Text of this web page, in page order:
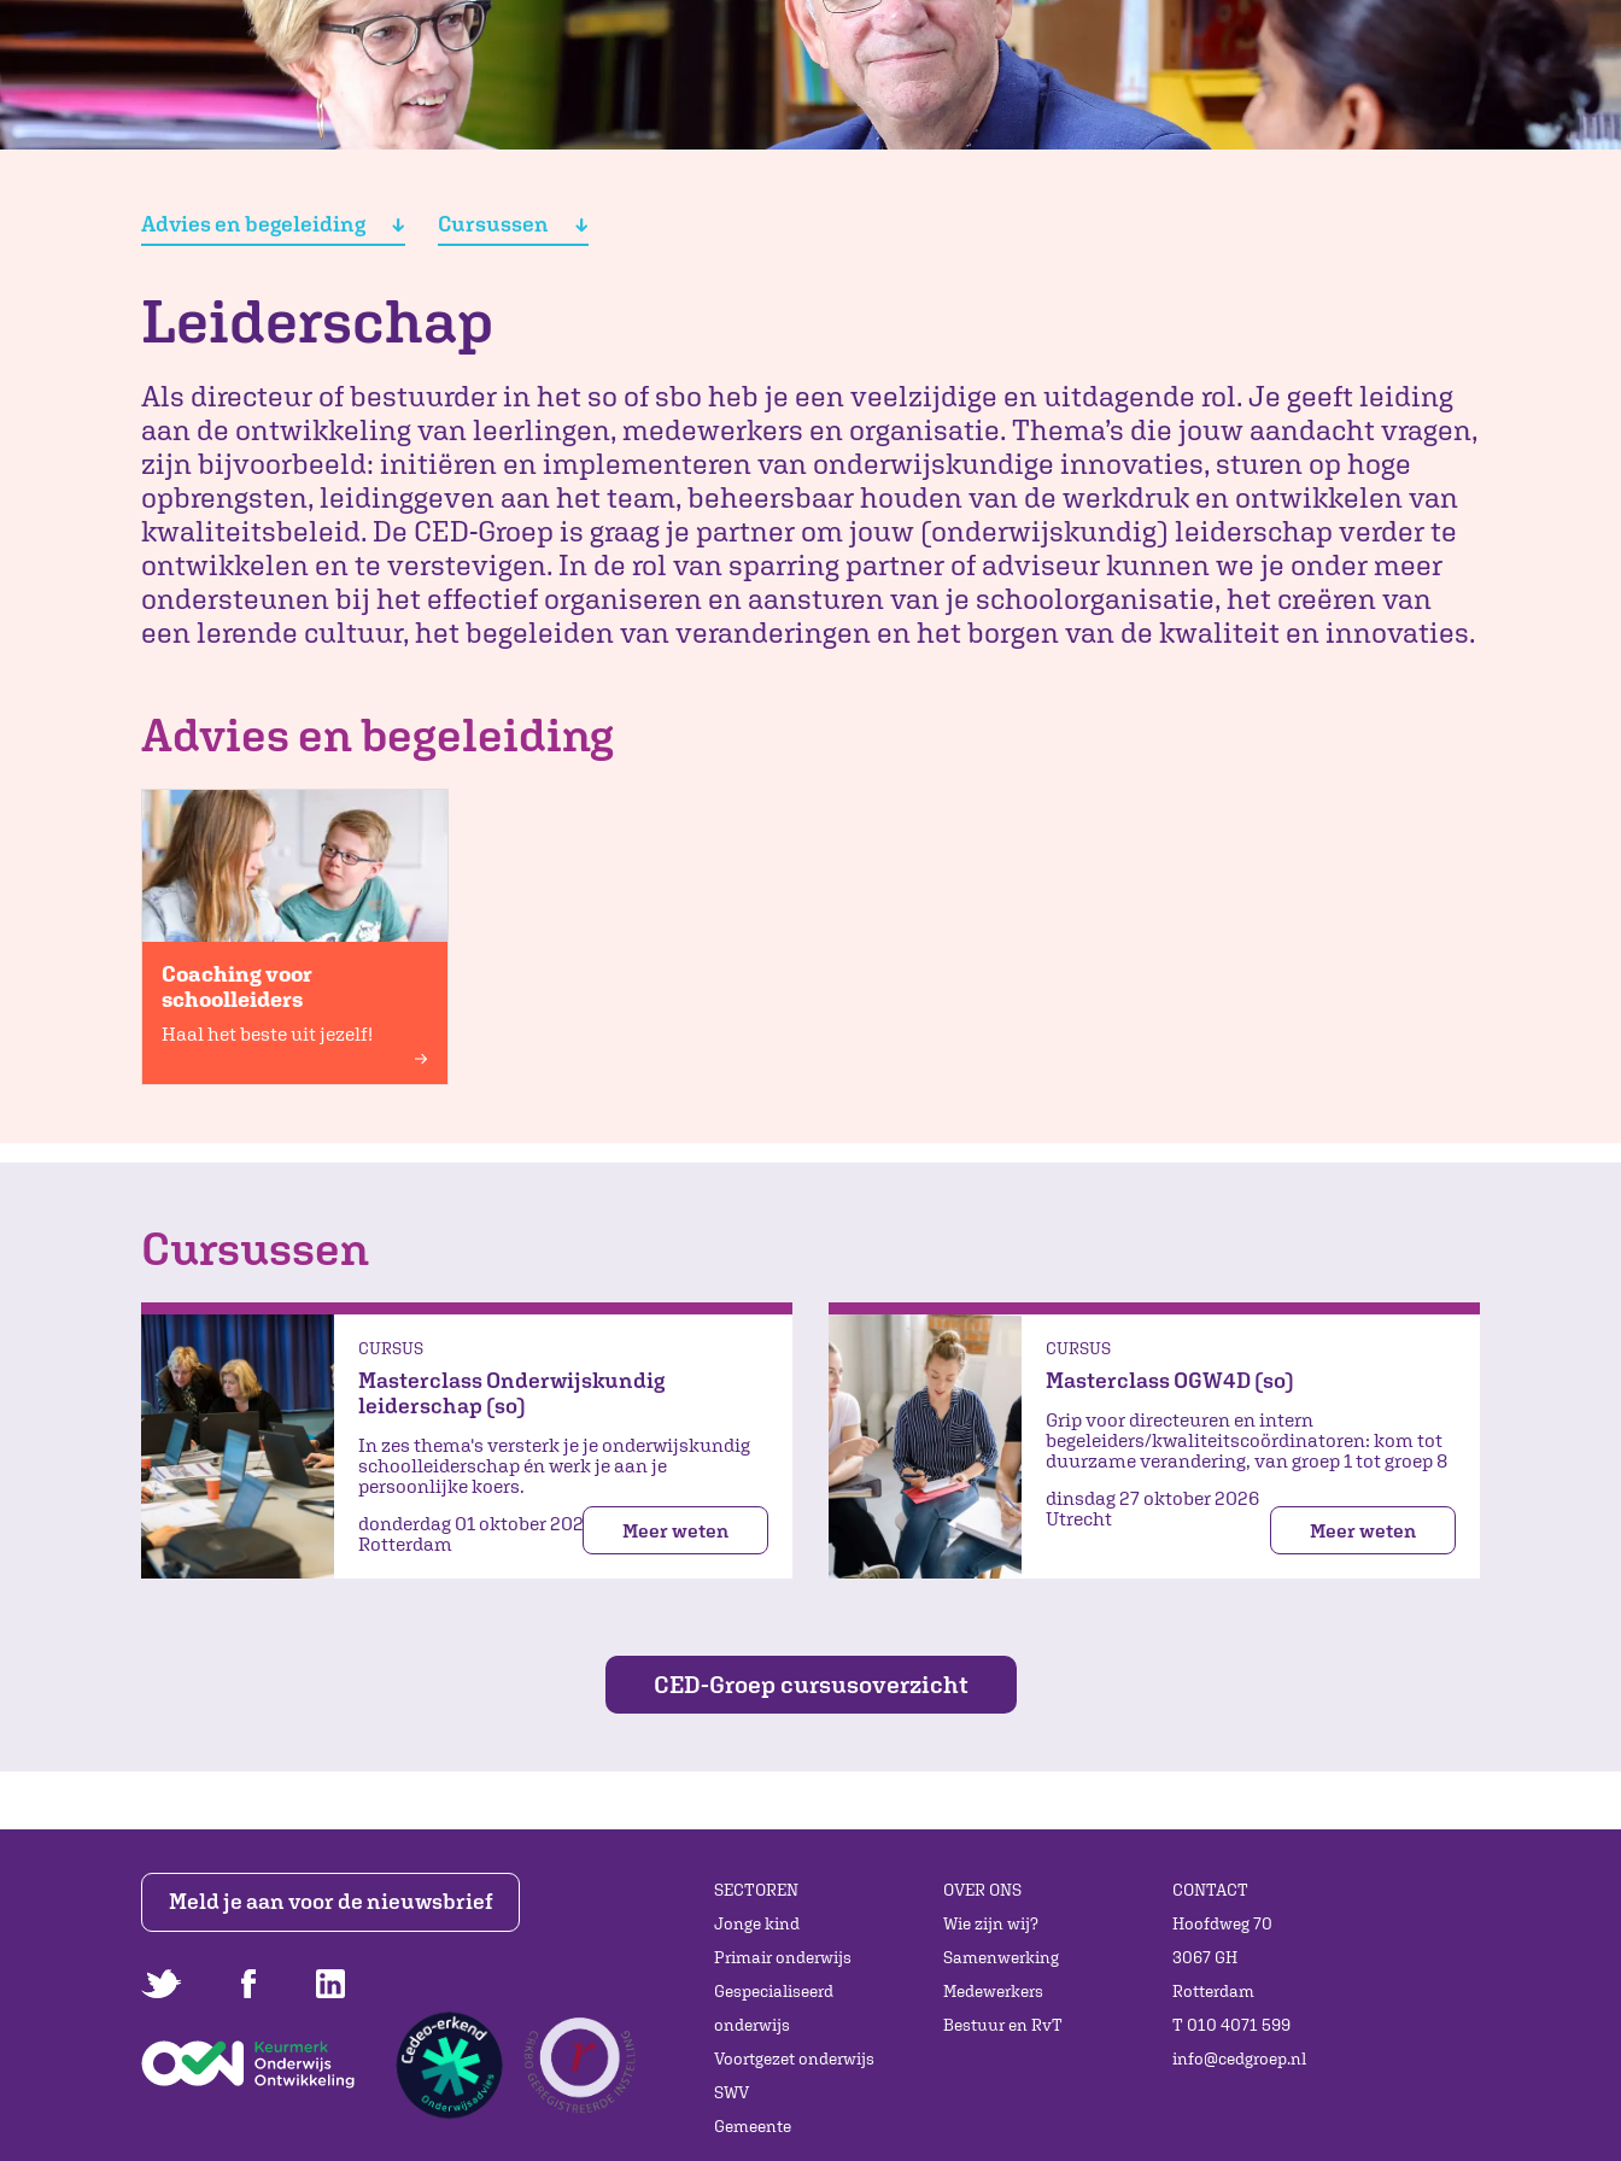
Advies en begeleiding Cursussen
Leiderschap
Als directeur of bestuurder in het so of sbo heb je een veelzijdige en uitdagende rol. Je geeft leiding
aan de ontwikkeling van leerlingen, medewerkers en organisatie. Thema’s die jouw aandacht vragen,
zijn bijvoorbeeld: initiëren en implementeren van onderwijskundige innovaties, sturen op hoge
opbrengsten, leidinggeven aan het team, beheersbaar houden van de werkdruk en ontwikkelen van
kwaliteitsbeleid. De CED-Groep is graag je partner om jouw (onderwijskundig) leiderschap verder te
ontwikkelen en te verstevigen. In de rol van sparring partner of adviseur kunnen we je onder meer
ondersteunen bij het effectief organiseren en aansturen van je schoolorganisatie, het creëren van
een lerende cultuur, het begeleiden van veranderingen en het borgen van de kwaliteit en innovaties.
Advies en begeleiding
Coaching voor
schoolleiders
Haal het beste uit jezelf!
Cursussen
CURSUS
Masterclass Onderwijskundig
leiderschap (so)
In zes thema's versterk je je onderwijskundig
schoolleiderschap én werk je aan je
persoonlijke koers.
donderdag 01 oktober 2026
Rotterdam
Meer weten
CURSUS
Masterclass OGW4D (so)
Grip voor directeuren en intern
begeleiders/kwaliteitscoördinatoren: kom tot
duurzame verandering, van groep 1 tot groep 8
dinsdag 27 oktober 2026
Utrecht
Meer weten
CED-Groep cursusoverzicht
Meld je aan voor de nieuwsbrief
SECTOREN
Jonge kind
Primair onderwijs
Gespecialiseerd
onderwijs
Voortgezet onderwijs
SWV
Gemeente
OVER ONS
Wie zijn wij?
Samenwerking
Medewerkers
Bestuur en RvT
CONTACT
Hoofdweg 70
3067 GH
Rotterdam
T 010 4071 599
info@cedgroep.nl